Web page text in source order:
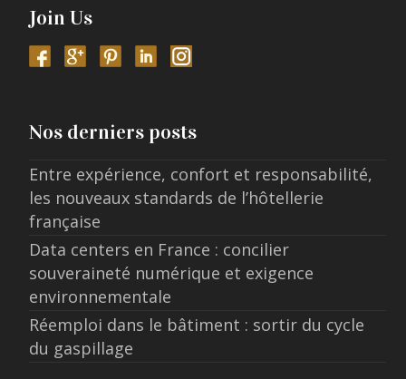
Join Us
Nos derniers posts
Entre expérience, confort et responsabilité,
les nouveaux standards de l’hôtellerie
française
Data centers en France : concilier
souveraineté numérique et exigence
environnementale
Réemploi dans le bâtiment : sortir du cycle
du gaspillage